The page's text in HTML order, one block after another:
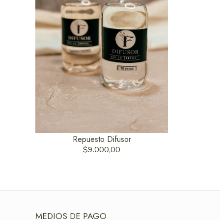
Repuesto Difusor
$9.000,00
MEDIOS DE PAGO